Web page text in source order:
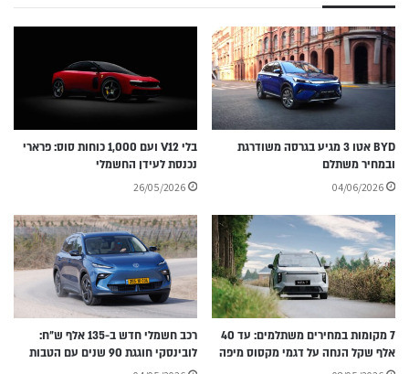
BYD אטו 3 מגיע בגרסה משודרגת
ובמחיר משתלם
04/06/2026
בלי V12 ועם 1,000 כוחות סוס: פרארי
נכנסת לעידן החשמלי
26/05/2026
7 מקומות במחירים משתלמים: עד 40
אלף שקל הנחה על דגמי מקסוס מיפה
רכב חשמלי חדש ב-135 אלף ש״ח:
לובינסקי חוגגת 90 שנים עם הטבות